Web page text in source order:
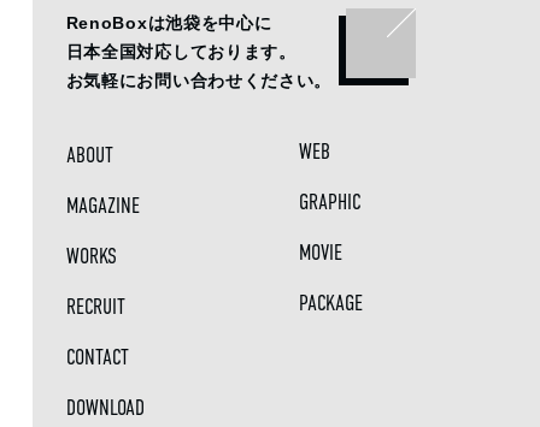
RenoBoxは池袋を中心に
日本全国対応しております。
お気軽にお問い合わせください。
ABOUT
MAGAZINE
WORKS
RECRUIT
CONTACT
DOWNLOAD
WEB
GRAPHIC
MOVIE
PACKAGE